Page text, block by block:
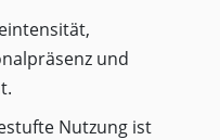
und
Nutzung ist